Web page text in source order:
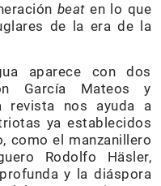
beaten lo que
de la era de la
aparece con dos
García Mateos y
revista nos ayuda a
ya establecidos
como el manzanillero
Rodolfo Häsler,
y la diáspora